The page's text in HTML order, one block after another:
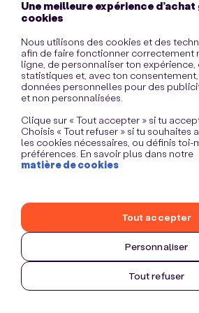
Une meilleure expérience
cookies
Nous utilisons des cookies et des
afin de faire fonctionner correctement
ligne, de personnaliser ton
statistiques et, avec ton consentement,
données personnelles pour des
et non personnalisées.
Clique sur « Tout accepter » si tu
Choisis « Tout refuser » si tu souhaites
les cookies nécessaires, ou définis toi-
préférences. En savoir plus dans notre
matière de cookies
Personnaliser
Tout refuser
Tout accepter